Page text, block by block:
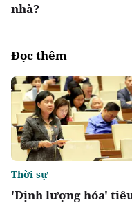
nhà?
Đọc thêm
'Định lượng hóa'
Thời sự